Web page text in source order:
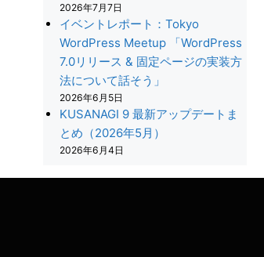
2026年7月7日
イベントレポート：Tokyo
WordPress Meetup 「WordPress
7.0リリース & 固定ページの実装方
法について話そう」
2026年6月5日
KUSANAGI 9 最新アップデートま
とめ（2026年5月）
2026年6月4日